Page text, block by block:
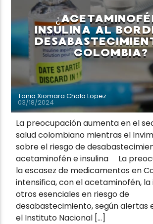
Neiva Estereo
INSULINA AL
COLOMBIA?
Tania Xiomara Chala Lopez
03/18/2024
La preocupación aumenta en el
salud colombiano mientras el
sobre el riesgo de
acetaminofén e insulina La
la escasez de medicamentos en
intensifica, con el acetaminofén, la
otros esenciales en riesgo de
desabastecimiento, según alertas
el Instituto Nacional […]